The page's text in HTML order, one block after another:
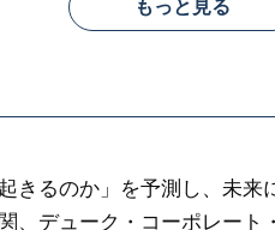
もっと見る
きるのか」を予測し、未
、デューク・コーポレート